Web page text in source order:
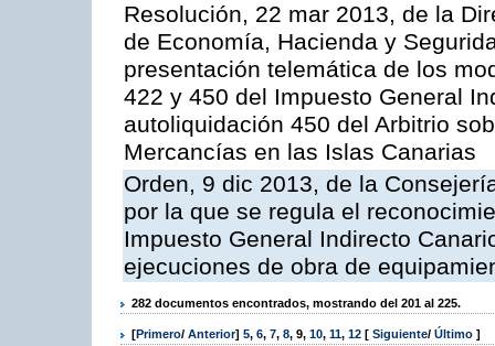
Resolución, 22 mar 2013, de la
de Economía, Hacienda y
presentación telemática de los
422 y 450 del Impuesto General
autoliquidación 450 del Arbitrio
Mercancías en las Islas Canarias
Orden, 9 dic 2013, de la
por la que se regula el
Impuesto General Indirecto
ejecuciones de obra de
282 documentos encontrados, mostrando del 201 al 225.
[Primero/ Anterior] 5, 6, 7, 8, 9, 10, 11, 12 [ Siguiente/ Último ]